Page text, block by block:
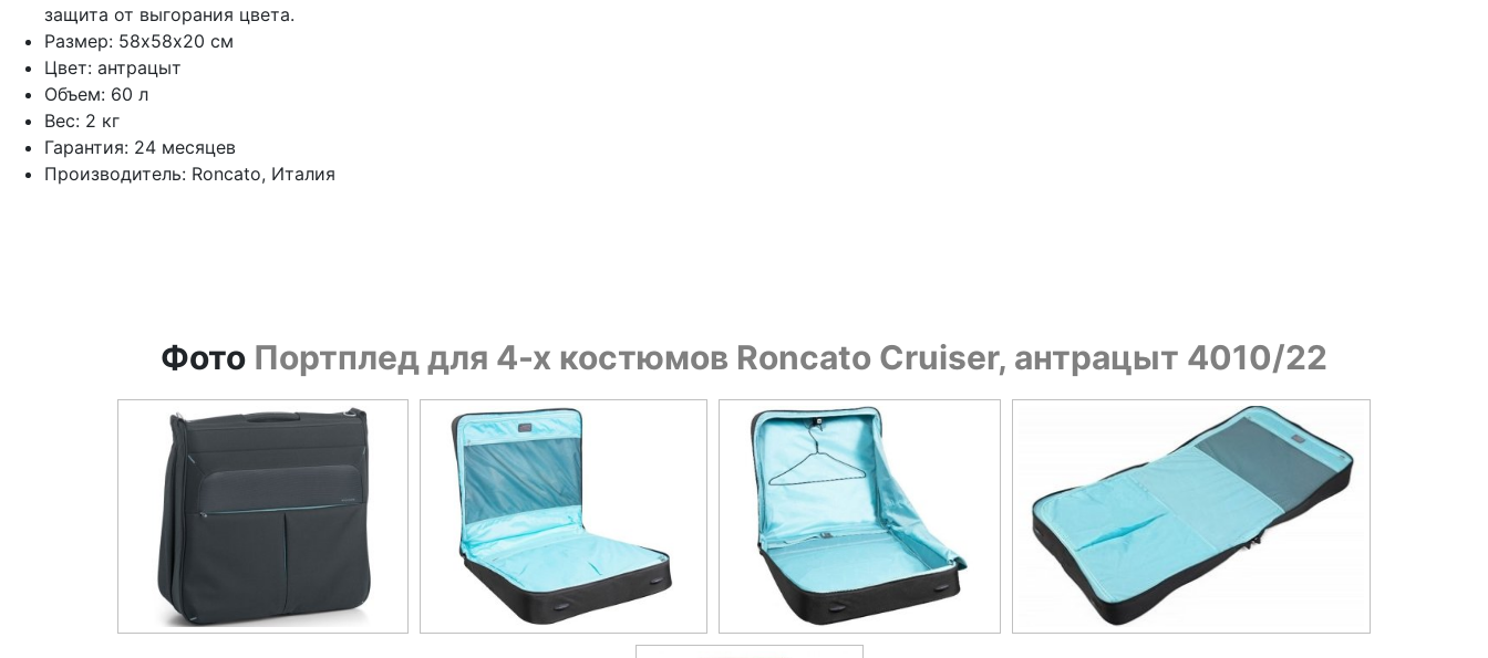
защита от выгорания цвета.
Размер: 58х58х20 см
Цвет: антрацыт
Объем: 60 л
Вес: 2 кг
Гарантия: 24 месяцев
Производитель: Roncato, Италия
Фото Портплед для 4-х костюмов Roncato Cruiser, антрацыт 4010/22